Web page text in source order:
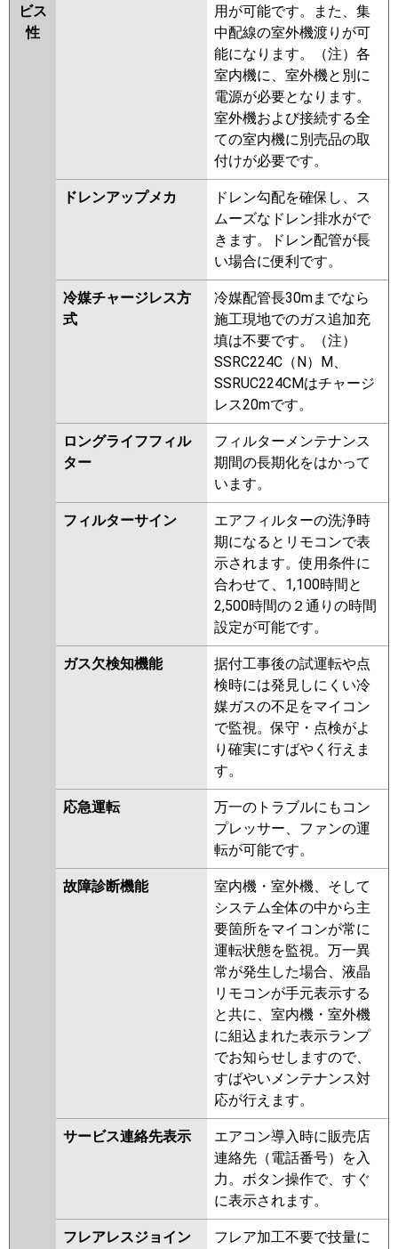
ビス
性
用が可能です。また、集
中配線の室外機渡りが可
能になります。（注）各
室内機に、室外機と別に
電源が必要となります。
室外機および接続する全
ての室内機に別売品の取
付けが必要です。
ドレンアップメカ
ドレン勾配を確保し、ス
ムーズなドレン排水がで
きます。ドレン配管が長
い場合に便利です。
冷媒チャージレス方
式
冷媒配管長30mまでなら
施工現地でのガス追加充
填は不要です。（注）
SSRC224C（N）M、
SSRUC224CMはチャージ
レス20mです。
ロングライフフィル
ター
フィルターメンテナンス
期間の長期化をはかって
います。
フィルターサイン
エアフィルターの洗浄時
期になるとリモコンで表
示されます。使用条件に
合わせて、1,100時間と
2,500時間の２通りの時間
設定が可能です。
ガス欠検知機能
据付工事後の試運転や点
検時には発見しにくい冷
媒ガスの不足をマイコン
で監視。保守・点検がよ
り確実にすばやく行えま
す。
応急運転
万一のトラブルにもコン
プレッサー、ファンの運
転が可能です。
故障診断機能
室内機・室外機、そして
システム全体の中から主
要箇所をマイコンが常に
運転状態を監視。万一異
常が発生した場合、液晶
リモコンが手元表示する
と共に、室内機・室外機
に組込まれた表示ランプ
でお知らせしますので、
すばやいメンテナンス対
応が行えます。
サービス連絡先表示
エアコン導入時に販売店
連絡先（電話番号）を入
力。ボタン操作で、すぐ
に表示されます。
フレアレスジョイン
フレア加工不要で技量に